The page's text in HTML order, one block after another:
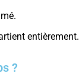
entièrement.
?